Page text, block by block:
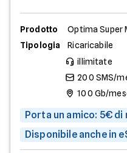
Prodotto
Optima Super
Tipologia
Ricaricabile
illimitate
200 SMS/
100 Gb/
Porta un amico: 5€
Disponibile anche in